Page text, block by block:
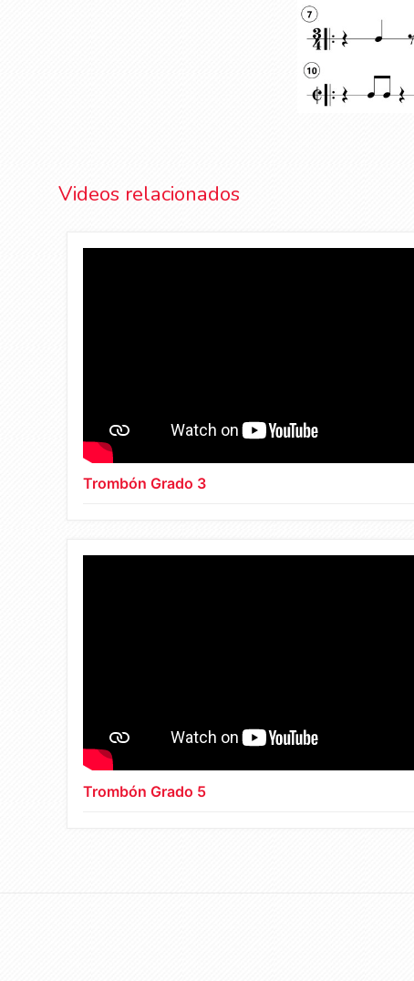
Videos relacionados
Trombón Grado 3
Trombón Grado 5